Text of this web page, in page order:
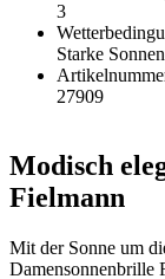
3
Starke
27909
Modisch
Fielmann
Mit der Sonne um